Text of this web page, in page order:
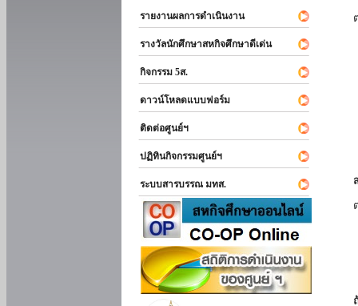
รายงานผลการดำเนินงาน
รางวัลนักศึกษาสหกิจศึกษาดีเด่น
กิจกรรม 5ส.
ดาวน์โหลดแบบฟอร์ม
ติดต่อศูนย์ฯ
ปฏิทินกิจกรรมศูนย์ฯ
ระบบสารบรรณ มทส.